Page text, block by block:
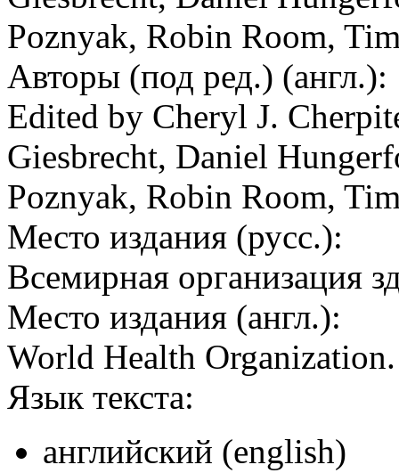
Poznyak, Robin Room,
Авторы (под ред.) (англ.):
Edited by Cheryl J.
Giesbrecht, Daniel
Poznyak, Robin Room,
Место издания (русс.):
Всемирная организация
Место издания (англ.):
World Health
Язык текста:
английский (english)